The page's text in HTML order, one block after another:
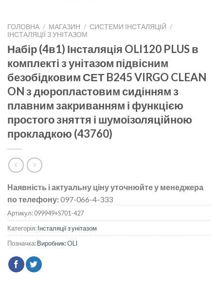
ГОЛОВНА / МАГАЗИН / СИСТЕМИ ІНСТАЛЯЦІЙ /
ІНСТАЛЯЦІЇ З УНІТАЗОМ
Набір (4в1) Інсталяція OLI120 PLUS в
комплекті з унітазом підвісним
безобідковим СЕТ B245 VIRGO CLEAN
ON з дюропластовим сидінням з
плавним закриванням і функцією
простого зняття і шумоізоляційною
прокладкою (43760)
Наявність і актуальну ціну уточнюйте у менеджера
по телефону:097-066-4-333
Артикул:099949+S701-427
Категорія:Інсталяції з унітазом
Позначка:Виробник: OLI